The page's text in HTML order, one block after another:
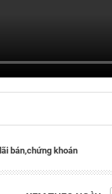
lãi bán,chứng khoán